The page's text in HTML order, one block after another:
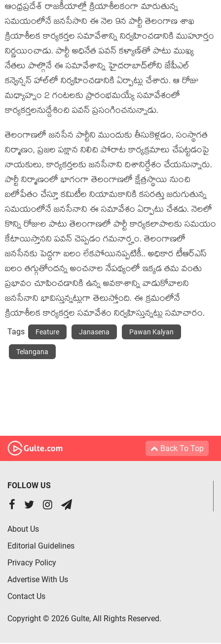
ఆంధ్రప్రదేశ్ రాజకీయాల్లో క్రియాశీలకంగా మారుతున్న
సమయంలోనే జనసేసాని ఈ నెల 9న పార్టీ తెలంగాణ శాఖ
క్రియాశీలక కార్యకర్తల సమావేశాన్ని నిర్వహించడానికి ముహూర్తం
నిర్ణయించాడు. పార్టీ అధినేత పవన్ కళ్యాణ్‌తో పాటు ముఖ్య
నేతలు పాల్గొనే ఈ సమావేశాన్ని హైదరాబాద్‌లోని జేపీఎల్
కన్వెన్షన్ హాల్‌లో నిర్వహించడానికి ఏర్పాట్లు చేశారు. ఆ రోజు
మధ్యాహ్నం 2 గంటలకు ప్రారంభమయ్యే సమావేశంలో
కార్యకర్తలనుద్దేశించి పవన్ ప్రసంగించనున్నాడు.
తెలంగాణలో జనసేన పార్టీని ముందుకు తీసుకెళ్లడం, సంస్థాగత
నిర్మాణం, ప్రజల పక్షాన నిలిచి పోరాట కార్యక్రమాలు చేపట్టడంపై
నాయకులు, కార్యకర్తలకు జనసేనాని దిశానిర్దేశం చేయనున్నారు.
పార్టీ నిర్మాణంలో భాగంగా తెలంగాణలో క్షేత్రస్థాయి నుంచి
బలోపేతం చేస్తూ కమిటీల నియామకానికి కసరత్తు జరుగుతున్న
సమయంలోనే జనసేనాని ఈ సమావేశం ఏర్పాటు చేశడు. నెలలో
కొన్ని రోజుల పాటు తెలంగాణలో పార్టీ కార్యకలాపాలకు సమయం
కేటాయిస్తానని పవన్ చెప్పడం గమనార్హం. తెలంగాణలో
జనసేనకు పెద్దగా బలం లేకపోయినప్పటికీ.. అధికార టీఆర్ఎస్
బలం తగ్గుతోందన్న అంచనాల నేపథ్యంలో ఇక్కడ తమ వంతు
ప్రభావం చూపించడానికి ఉన్న అవకాశాన్ని వాడుకోవాలని
జనసేనాని భావిస్తున్నట్లుగా తెలుస్తోంది. ఈ క్రమంలోనే
క్రియాశీలక కార్యకర్తల సమావేశం నిర్వహిస్తున్నట్లు సమాచారం.
Tags Feature Janasena Pawan Kalyan
Telangana
Back To Top
FOLLOW US
About Us
Editorial Guidelines
Privacy Policy
Advertise With Us
Contact Us
Copyright © 2026 Gulte, All Rights Reserved.